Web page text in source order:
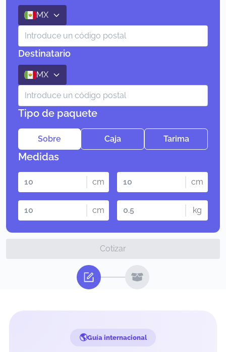
MX
Destinatario
MX
Tipo de paquete
Sobre Caja Tarima
Medidas
cm cm
cm kg
Cotizar
Guía internacional